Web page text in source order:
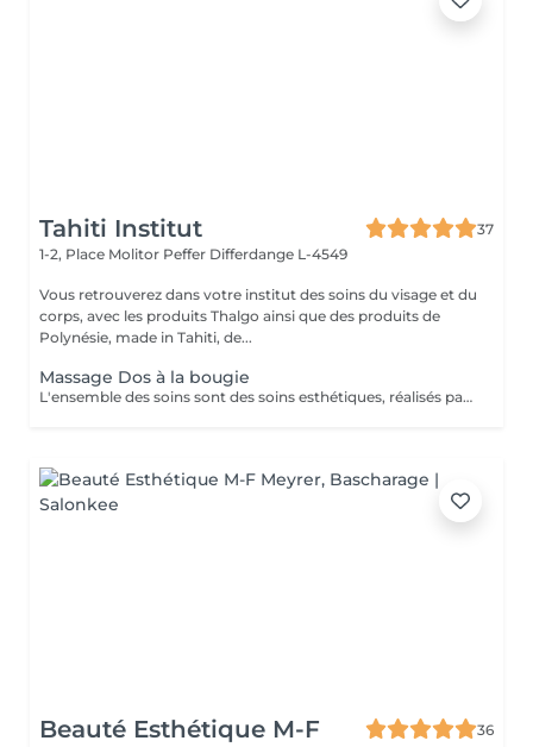
Tahiti Institut
37
1-2, Place Molitor Peffer Differdange L-4549
Vous retrouverez dans votre institut des soins du visage et du
corps, avec les produits Thalgo ainsi que des produits de
Polynésie, made in Tahiti, de...
Massage Dos à la bougie
L'ensemble des soins sont des soins esthétiques, réalisés par des esthéticiennes diplômées. Ils n'ont pas de visée médicale et les massages ne sont aucunement sexuels. Vous avez pris rendez-vous dans un institut de beauté. Merci de respecter le personnel
Beauté Esthétique M-F
36